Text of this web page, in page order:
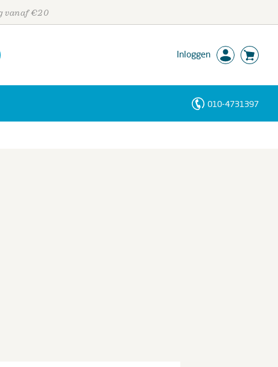
vanaf €20
Inloggen
010-4731397
Personen